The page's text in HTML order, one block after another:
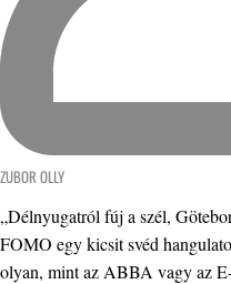
ZUBOR OLLY
„Délnyugatról fúj a szél,
FOMO egy kicsit svéd
olyan, mint az ABBA vagy az